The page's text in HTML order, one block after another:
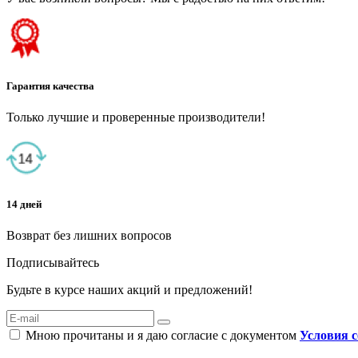
Гарантия качества
Только лучшие и проверенные производители!
14 дней
Возврат без лишних вопросов
Подписывайтесь
Будьте в курсе наших акций и предложений!
Мною прочитаны и я даю согласие с документом Условия